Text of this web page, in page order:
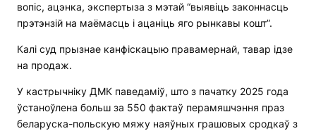
вопіс, ацэнка, экспертыза з мэтай “выявіць законнасць
прэтэнзій на маёмасць і ацаніць яго рынкавы кошт”.
Калі суд прызнае канфіскацыю правамернай, тавар ідзе
на продаж.
У кастрычніку ДМК паведаміў, што з пачатку 2025 года
ўстаноўлена больш за 550 фактаў перамяшчэння праз
беларуска-польскую мяжу наяўных грашовых сродкаў з